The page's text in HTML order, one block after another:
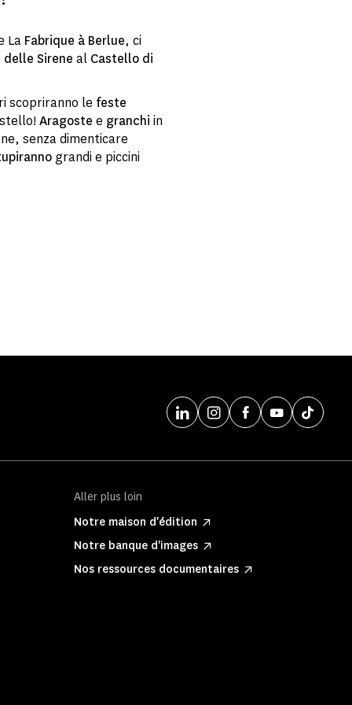
La Fabrique à Berlue, ci
Sirene al Castello di
scopriranno le feste
Aragoste e granchi in
senza dimenticare
grandi e piccini
Aller plus loin
Notre maison d'édition
Notre banque d'images
Nos ressources documentaires